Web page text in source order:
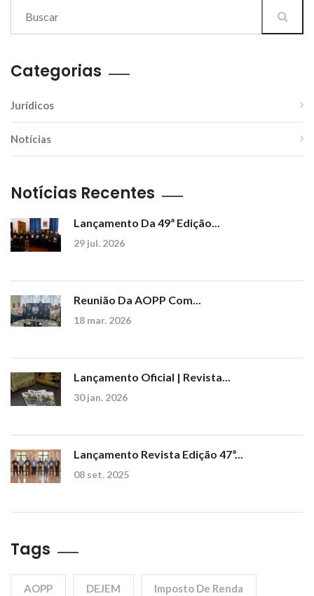
Categorias
Jurídicos
Notícias
Notícias Recentes
Lançamento Da 49ª Edição...
29 jul. 2026
Reunião Da AOPP Com...
18 mar. 2026
Lançamento Oficial | Revista...
30 jan. 2026
Lançamento Revista Edição 47ª...
08 set. 2025
Tags
AOPP DEJEM Imposto De Renda